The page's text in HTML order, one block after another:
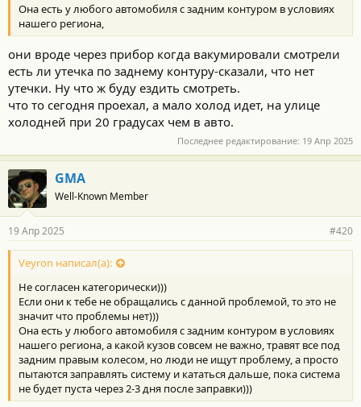
Она есть у любого автомобиля с задним контуром в условиях
нашего региона,
они вроде через прибор когда вакумировали смотрели
есть ли утечка по заднему контуру-сказали, что нет
утечки. Ну что ж буду ездить смотреть.
что то сегодня проехал, а мало холод идет, на улице
холодней при 20 градусах чем в авто.
Последнее редактирование: 19 Апр 2025
GMA
Well-Known Member
19 Апр 2025 #420
Veyron написал(а):
Не согласен категорически)))
Если они к тебе не обращались с данной проблемой, то это не
значит что проблемы нет)))
Она есть у любого автомобиля с задним контуром в условиях
нашего региона, а какой кузов совсем не важно, травят все под
задним правым колесом, но люди не ищут проблему, а просто
пытаются заправлять систему и кататься дальше, пока система
не будет пуста через 2-3 дня после заправки)))